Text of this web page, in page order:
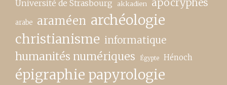
Université de Strasbourg akkadien
arabe araméen archéologie
christianisme informatique
humanités numériques Égypte Hénoch
épigraphie papyrologie